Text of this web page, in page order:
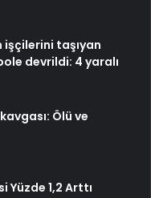
işçilerini taşıyan
devrildi: 4 yaralı
Ölü ve
Yüzde 1,2 Arttı